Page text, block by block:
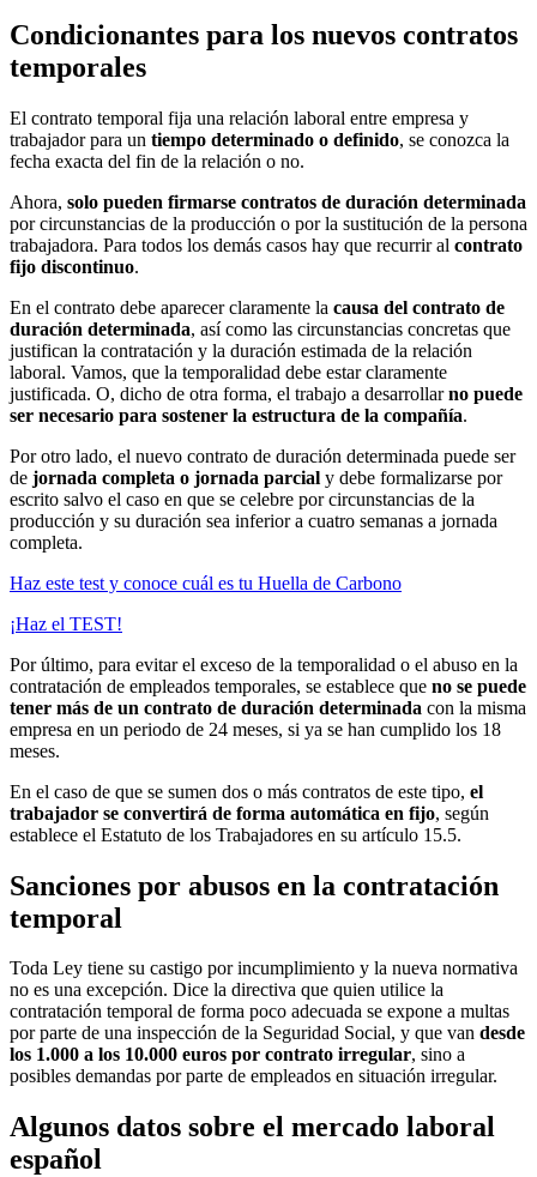
Condicionantes para los nuevos contratos
temporales
El contrato temporal fija una relación laboral entre empresa y
trabajador para un tiempo determinado o definido, se conozca la
fecha exacta del fin de la relación o no.
Ahora, solo pueden firmarse contratos de duración determinada
por circunstancias de la producción o por la sustitución de la persona
trabajadora. Para todos los demás casos hay que recurrir al contrato
fijo discontinuo.
En el contrato debe aparecer claramente la causa del contrato de
duración determinada, así como las circunstancias concretas que
justifican la contratación y la duración estimada de la relación
laboral. Vamos, que la temporalidad debe estar claramente
justificada. O, dicho de otra forma, el trabajo a desarrollarno puede
ser necesario para sostener la estructura de la compañía.
Por otro lado, el nuevo contrato de duración determinada puede ser
de jornada completa o jornada parcial y debe formalizarse por
escrito salvo el caso en que se celebre por circunstancias de la
producción y su duración sea inferior a cuatro semanas a jornada
completa.
Haz este test y conoce cuál es tu Huella de Carbono
¡Haz el TEST!
Por último, para evitar el exceso de la temporalidad o el abuso en la
contratación de empleados temporales, se establece que no se puede
tener más de un contrato de duración determinada con la misma
empresa en un periodo de 24 meses, si ya se han cumplido los 18
meses.
En el caso de que se sumen dos o más contratos de este tipo, el
trabajador se convertirá de forma automática en fijo, según
establece el Estatuto de los Trabajadores en su artículo 15.5.
Sanciones por abusos en la contratación
temporal
Toda Ley tiene su castigo por incumplimiento y la nueva normativa
no es una excepción. Dice la directiva que quien utilice la
contratación temporal de forma poco adecuada se expone a multas
por parte de una inspección de la Seguridad Social, y que van desde
los 1.000 a los 10.000 euros por contrato irregular, sino a
posibles demandas por parte de empleados en situación irregular.
Algunos datos sobre el mercado laboral
español